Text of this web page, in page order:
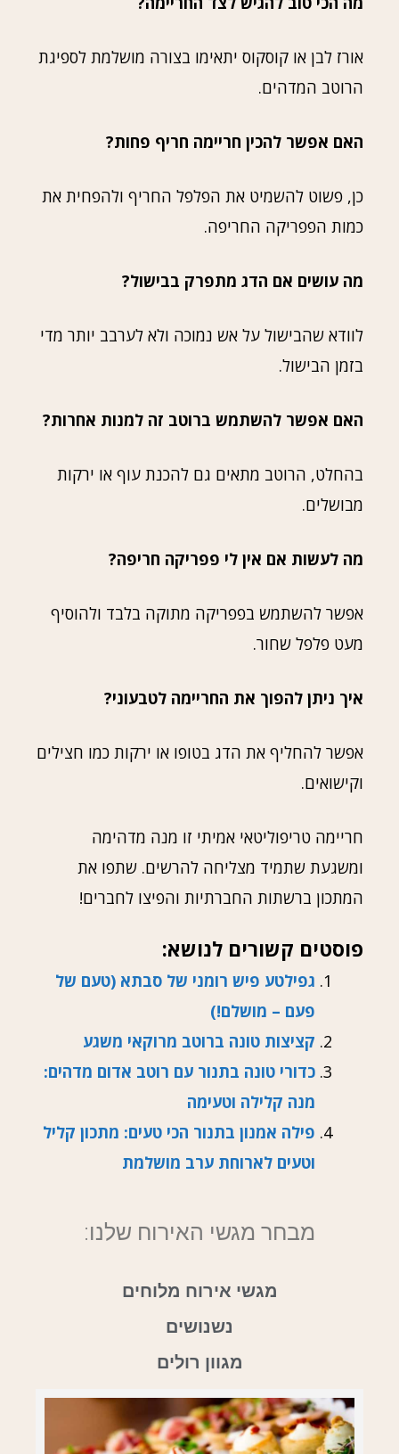
אורז לבן או קוסקוס יתאימו בצורה מושלמת לספיגת
הרוטב המדהים.
האם אפשר להכין חריימה חריף פחות?
כן, פשוט להשמיט את הפלפל החריף ולהפחית את
כמות הפפריקה החריפה.
מה עושים אם הדג מתפרק בבישול?
לוודא שהבישול על אש נמוכה ולא לערבב יותר מדי
בזמן הבישול.
האם אפשר להשתמש ברוטב זה למנות אחרות?
בהחלט, הרוטב מתאים גם להכנת עוף או ירקות
מבושלים.
מה לעשות אם אין לי פפריקה חריפה?
אפשר להשתמש בפפריקה מתוקה בלבד ולהוסיף
מעט פלפל שחור.
איך ניתן להפוך את החריימה לטבעוני?
אפשר להחליף את הדג בטופו או ירקות כמו חצילים
וקישואים.
חריימה טריפוליטאי אמיתי זו מנה מדהימה
ומשגעת שתמיד מצליחה להרשים. שתפו את
המתכון ברשתות החברתיות והפיצו לחברים!
פוסטים קשורים לנושא:
גפילטע פיש רומני של סבתא (טעם של
פעם – מושלם!)
קציצות טונה ברוטב מרוקאי משגע
כדורי טונה בתנור עם רוטב אדום מדהים:
מנה קלילה וטעימה
פילה אמנון בתנור הכי טעים: מתכון קליל
וטעים לארוחת ערב מושלמת
מבחר מגשי האירוח שלנו:
מגשי אירוח מלוחים
נשנושים
מגוון רולים